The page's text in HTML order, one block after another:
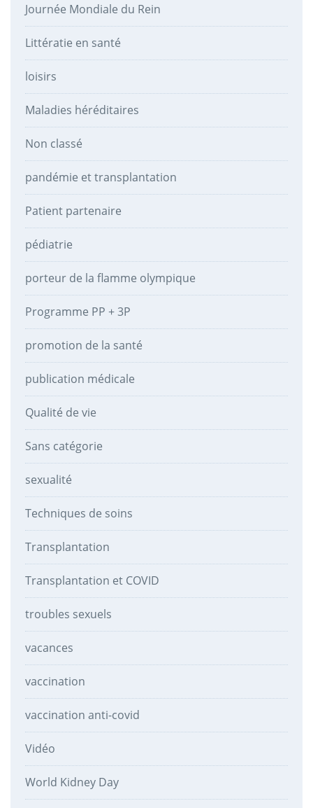
Journée Mondiale du Rein
Littératie en santé
loisirs
Maladies héréditaires
Non classé
pandémie et transplantation
Patient partenaire
pédiatrie
porteur de la flamme olympique
Programme PP + 3P
promotion de la santé
publication médicale
Qualité de vie
Sans catégorie
sexualité
Techniques de soins
Transplantation
Transplantation et COVID
troubles sexuels
vacances
vaccination
vaccination anti-covid
Vidéo
World Kidney Day